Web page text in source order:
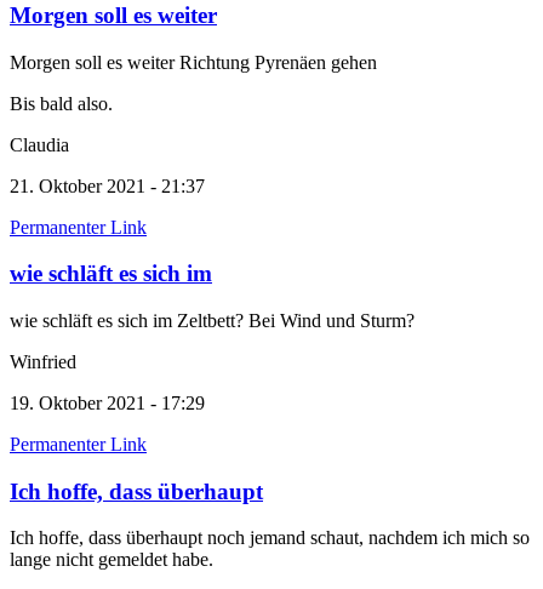
Morgen soll es weiter
Morgen soll es weiter Richtung Pyrenäen gehen
Bis bald also.
Claudia
21. Oktober 2021 - 21:37
Permanenter Link
wie schläft es sich im
wie schläft es sich im Zeltbett? Bei Wind und Sturm?
Winfried
19. Oktober 2021 - 17:29
Permanenter Link
Ich hoffe, dass überhaupt
Ich hoffe, dass überhaupt noch jemand schaut, nachdem ich mich so
lange nicht gemeldet habe.